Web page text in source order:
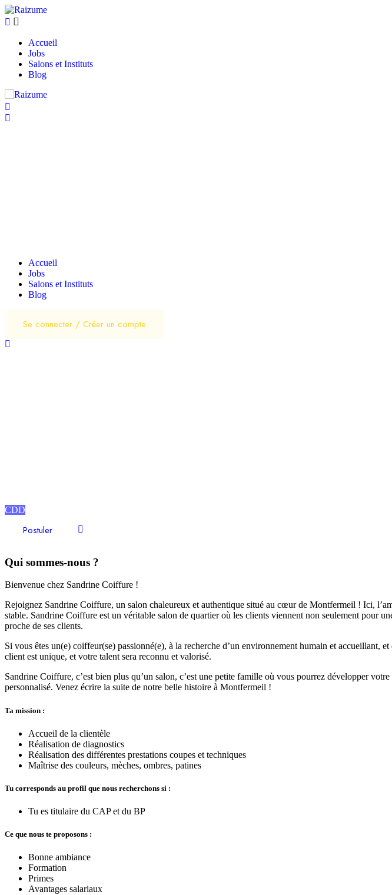
Accueil
Jobs
Salons et Instituts
Blog
Accueil
Jobs
Salons et Instituts
Blog
Se connecter / Créer un compte
CDD
Postuler
Qui sommes-nous ?
Bienvenue chez Sandrine Coiffure !
Rejoignez Sandrine Coiffure, un salon chaleureux et authentique situé au cœur de Montfermeil ! Ici,
stable. Sandrine Coiffure est un véritable salon de quartier où les clients viennent non seulement pour
proche de ses clients.
Si vous êtes un(e) coiffeur(se) passionné(e), à la recherche d’un environnement humain et
client est unique, et votre talent sera reconnu et valorisé.
Sandrine Coiffure, c’est bien plus qu’un salon, c’est une petite famille où vous pourrez développer
personnalisé. Venez écrire la suite de notre belle histoire à Montfermeil !
Ta mission :
Accueil de la clientèle
Réalisation de diagnostics
Réalisation des différentes prestations coupes et techniques
Maîtrise des couleurs, mèches, ombres, patines
Tu corresponds au profil que nous recherchons si :
Tu es titulaire du CAP et du BP
Ce que nous te proposons :
Bonne ambiance
Formation
Primes
Avantages salariaux